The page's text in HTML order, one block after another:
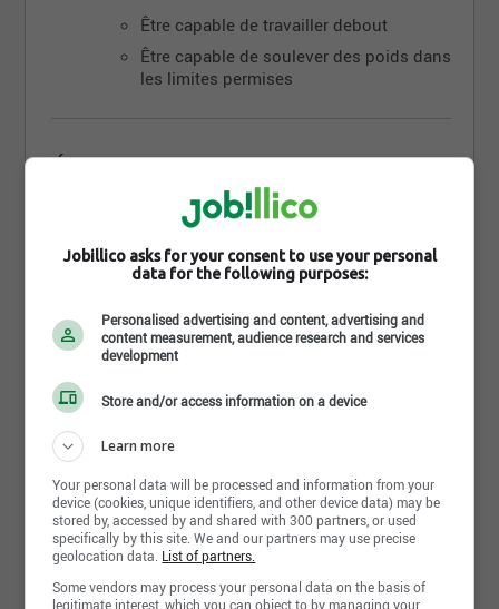
Être capable de travailler debout
Être capable de soulever des poids dans
les limites permises
Équité en emploi
Cet employeur souscrit au principe d'équité en
en emploi pour les femmes, les autochtones, les
minorités visibles, les minorités ethniques et les
Exigences
Aucun
Diplôme
Aucun
Jobillico asks for your consent to use your personal
data for the following purposes:
Personalised advertising and content, advertising and
content measurement, audience research and services
development
Store and/or access information on a device
Learn more
Your personal data will be processed and information from your
device (cookies, unique identifiers, and other device data) may be
stored by, accessed by and shared with 300 partners, or used
specifically by this site. We and our partners may use precise
geolocation data. List of partners.
Some vendors may process your personal data on the basis of
legitimate interest, which you can object to by managing your